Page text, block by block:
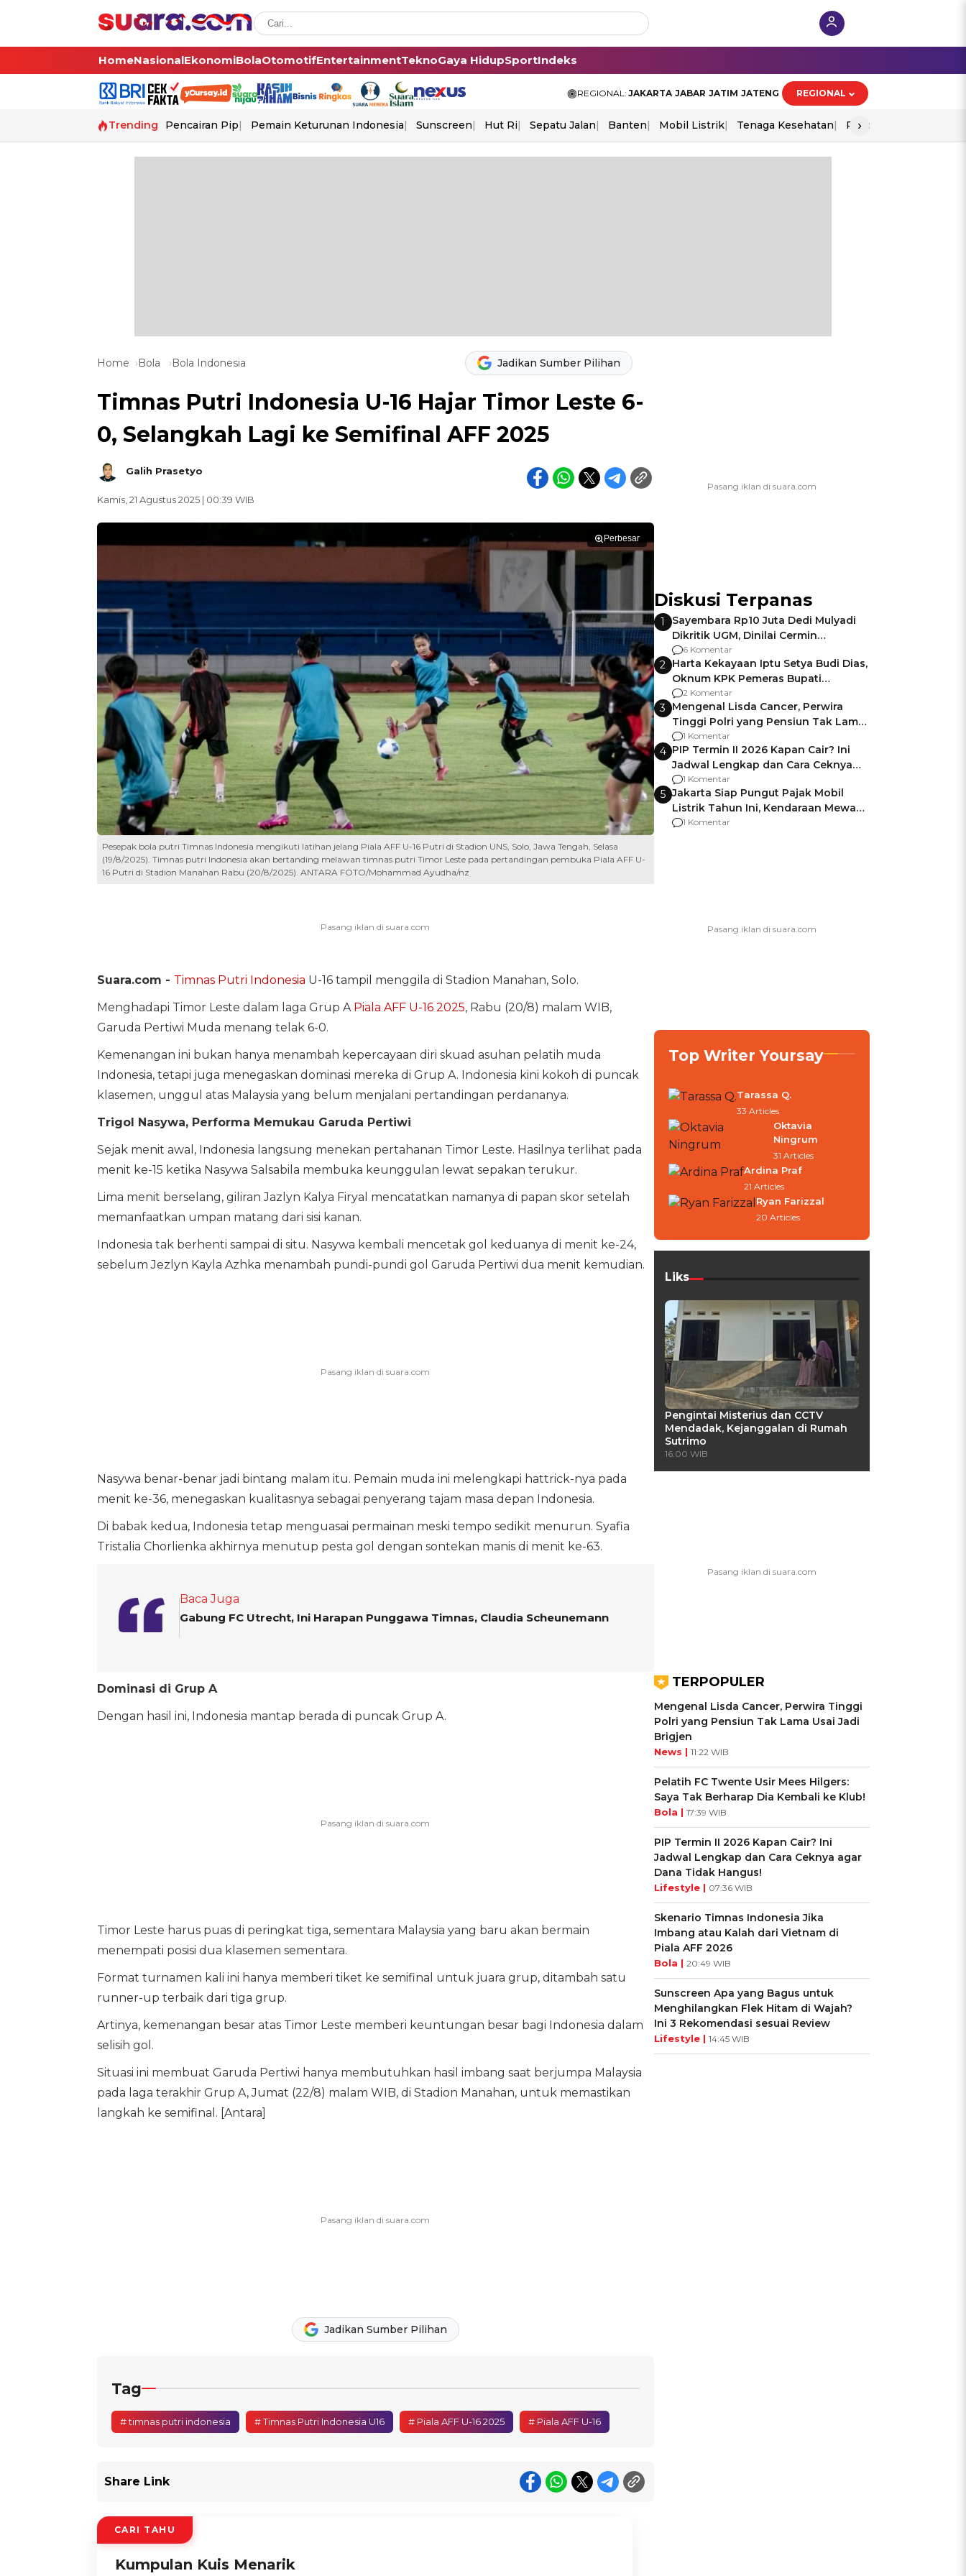
HomeNasionalEkonomiBolaOtomotifEntertainmentTeknoGaya HidupSportIndeks
REGIONAL: JAKARTA JABAR JATIM JATENG REGIONAL
Trending Pencairan Pip Pemain Keturunan Indonesia Sunscreen Hut Ri Sepatu Jalan Banten Mobil Listrik Tenaga Kesehatan Piala Aff 2026
›
Home Bola Bola Indonesia Jadikan Sumber Pilihan
Timnas Putri Indonesia U-16 Hajar Timor Leste 6-
0, Selangkah Lagi ke Semifinal AFF 2025
Galih Prasetyo
Kamis, 21 Agustus 2025 | 00:39 WIB
Perbesar
Pesepak bola putri Timnas Indonesia mengikuti latihan jelang Piala AFF U-16 Putri di Stadion UNS, Solo, Jawa Tengah, Selasa
(19/8/2025). Timnas putri Indonesia akan bertanding melawan timnas putri Timor Leste pada pertandingan pembuka Piala AFF U-
16 Putri di Stadion Manahan Rabu (20/8/2025). ANTARA FOTO/Mohammad Ayudha/nz
Suara.com - Timnas Putri Indonesia U-16 tampil menggila di Stadion Manahan, Solo.
Menghadapi Timor Leste dalam laga Grup A Piala AFF U-16 2025, Rabu (20/8) malam WIB,
Garuda Pertiwi Muda menang telak 6-0.
Kemenangan ini bukan hanya menambah kepercayaan diri skuad asuhan pelatih muda
Indonesia, tetapi juga menegaskan dominasi mereka di Grup A. Indonesia kini kokoh di puncak
klasemen, unggul atas Malaysia yang belum menjalani pertandingan perdananya.
Trigol Nasywa, Performa Memukau Garuda Pertiwi
Sejak menit awal, Indonesia langsung menekan pertahanan Timor Leste. Hasilnya terlihat pada
menit ke-15 ketika Nasywa Salsabila membuka keunggulan lewat sepakan terukur.
Lima menit berselang, giliran Jazlyn Kalya Firyal mencatatkan namanya di papan skor setelah
memanfaatkan umpan matang dari sisi kanan.
Indonesia tak berhenti sampai di situ. Nasywa kembali mencetak gol keduanya di menit ke-24,
sebelum Jezlyn Kayla Azhka menambah pundi-pundi gol Garuda Pertiwi dua menit kemudian.
Nasywa benar-benar jadi bintang malam itu. Pemain muda ini melengkapi hattrick-nya pada
menit ke-36, menegaskan kualitasnya sebagai penyerang tajam masa depan Indonesia.
Di babak kedua, Indonesia tetap menguasai permainan meski tempo sedikit menurun. Syafia
Tristalia Chorlienka akhirnya menutup pesta gol dengan sontekan manis di menit ke-63.
Baca Juga
Gabung FC Utrecht, Ini Harapan Punggawa Timnas, Claudia Scheunemann
Dominasi di Grup A
Dengan hasil ini, Indonesia mantap berada di puncak Grup A.
Timor Leste harus puas di peringkat tiga, sementara Malaysia yang baru akan bermain
menempati posisi dua klasemen sementara.
Format turnamen kali ini hanya memberi tiket ke semifinal untuk juara grup, ditambah satu
runner-up terbaik dari tiga grup.
Artinya, kemenangan besar atas Timor Leste memberi keuntungan besar bagi Indonesia dalam
selisih gol.
Situasi ini membuat Garuda Pertiwi hanya membutuhkan hasil imbang saat berjumpa Malaysia
pada laga terakhir Grup A, Jumat (22/8) malam WIB, di Stadion Manahan, untuk memastikan
langkah ke semifinal. [Antara]
Jadikan Sumber Pilihan
Tag
# timnas putri indonesia # Timnas Putri Indonesia U16 # Piala AFF U-16 2025 # Piala AFF U-16
Share Link
CARI TAHU
Kumpulan Kuis Menarik
Diskusi Terpanas
1
Sayembara Rp10 Juta Dedi Mulyadi
Dikritik UGM, Dinilai Cermin
Gagalnya Negara Jamin Keamanan
6 Komentar
2 Harta Kekayaan Iptu Setya Budi Dias,
Oknum KPK Pemeras Bupati
Pemalang
2 Komentar
3 Mengenal Lisda Cancer, Perwira
Tinggi Polri yang Pensiun Tak Lama
Usai Jadi Brigjen
1 Komentar
4 PIP Termin II 2026 Kapan Cair? Ini
Jadwal Lengkap dan Cara Ceknya
agar Dana Tidak Hangus!
1 Komentar
5 Jakarta Siap Pungut Pajak Mobil
Listrik Tahun Ini, Kendaraan Mewah
Kena hingga 75% PKB
1 Komentar
Top Writer Yoursay
Tarassa Q.
33 Articles
Oktavia
Ningrum
31 Articles
Ardina Praf
21 Articles
Ryan Farizzal
20 Articles
Liks
Pengintai Misterius dan CCTV
Mendadak, Kejanggalan di Rumah
Sutrimo
16:00 WIB
TERPOPULER
Mengenal Lisda Cancer, Perwira Tinggi
Polri yang Pensiun Tak Lama Usai Jadi
Brigjen
News | 11:22 WIB
Pelatih FC Twente Usir Mees Hilgers:
Saya Tak Berharap Dia Kembali ke Klub!
Bola | 17:39 WIB
PIP Termin II 2026 Kapan Cair? Ini
Jadwal Lengkap dan Cara Ceknya agar
Dana Tidak Hangus!
Lifestyle | 07:36 WIB
Skenario Timnas Indonesia Jika
Imbang atau Kalah dari Vietnam di
Piala AFF 2026
Bola | 20:49 WIB
Sunscreen Apa yang Bagus untuk
Menghilangkan Flek Hitam di Wajah?
Ini 3 Rekomendasi sesuai Review
Lifestyle | 14:45 WIB